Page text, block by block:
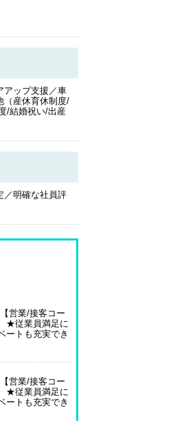
アップ支援／車
（産休育休制度/
/結婚祝い/出産
／明確な社員評
営業/接客コー
★従業員満足に
ートも充実でき
営業/接客コー
★従業員満足に
ートも充実でき